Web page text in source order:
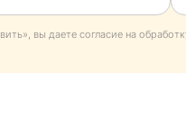
вы даете согласие на